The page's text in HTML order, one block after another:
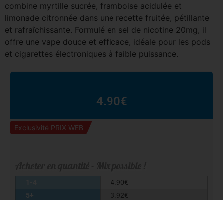
combine myrtille sucrée, framboise acidulée et
limonade citronnée dans une recette fruitée, pétillante
et rafraîchissante. Formulé en sel de nicotine 20mg, il
offre une vape douce et efficace, idéale pour les pods
et cigarettes électroniques à faible puissance.
4.90€
Exclusivité PRIX WEB
4.90€
5+
3.92€